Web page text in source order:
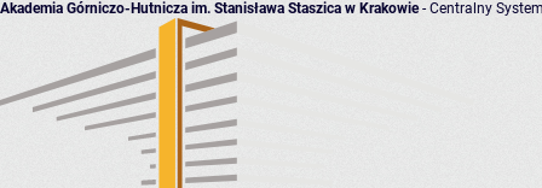
Akademia Górniczo-Hutnicza im. Stanisława Staszica w Krakowie- Centralny